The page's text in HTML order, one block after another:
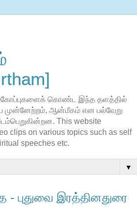
கோப்புகளைக் கொண்ட இந்த தளத்தில்
முன்னேற்றம், ஆன்மீகம் என பல்வேறு
This website
clips on various topics such as self
speeches etc.
▼
புதுவை இரத்தினதுரை